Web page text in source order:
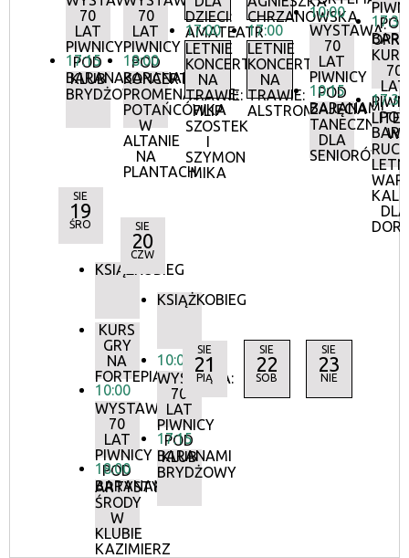
70
LAT
PIWNICY
POD
BARANAMI
17:15
KLUB
BRYDŻOWY
70
LAT
PIWNICY
POD
BARANAMI
18:00
KONCERTY
PROMENADOWE:
POTAŃCÓWKA
W
ALTANIE
NA
PLANTACH
DZIECI:
AMATEATR
17:00
LETNIE
KONCERTY
NA
TRAWIE:
FILIP
SZOSTEK
I
SZYMON
MIKA
CHRZANOWSKA
17:00
LETNIE
KONCERTY
NA
TRAWIE:
ALSTROMERIE
10:00
WYSTAWA:
70
LAT
PIWNICY
POD
BARANAMI
10:15
ZAJĘCIA
TANECZNE
DLA
SENIORÓW
POD
17:30
70
LAT
POD
17:30
W
DLA
SIE
19
ŚRO
KSIĄŻKOBIEG
KURS
GRY
NA
FORTEPIANIE
10:00
WYSTAWA:
70
LAT
PIWNICY
POD
BARANAMI
18:00
ARTYSTYCZNE
ŚRODY
W
KLUBIE
KAZIMIERZ
SIE
20
CZW
KSIĄŻKOBIEG
10:00
WYSTAWA:
70
LAT
PIWNICY
POD
BARANAMI
17:15
KLUB
BRYDŻOWY
SIE
21
PIĄ
SIE
22
SOB
SIE
23
NIE